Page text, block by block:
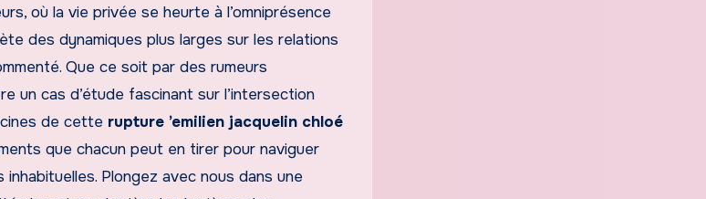
où la vie privée se heurte à l’omniprésence
des dynamiques plus larges sur les relations
Que ce soit par des rumeurs
cas d’étude fascinant sur l’intersection
de cette rupture ’emilien jacquelin chloé
que chacun peut en tirer pour naviguer
Plongez avec nous dans une